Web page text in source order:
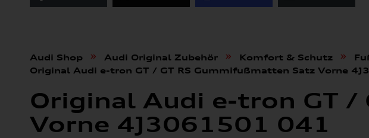
Audi Shop » Audi Original Zubehör » Komfort & Schutz »
Original Audi e-tron GT / GT RS Gummifußmatten Satz Vorne
Original Audi e-tron GT /
Vorne 4J3061501 041